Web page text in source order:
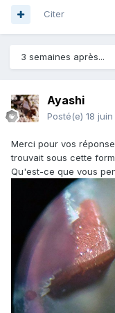
Citer
3 semaines après...
Ayashi
Posté(e) 18 juin
Merci pour vos
trouvait sous cette
Qu'est-ce que vous